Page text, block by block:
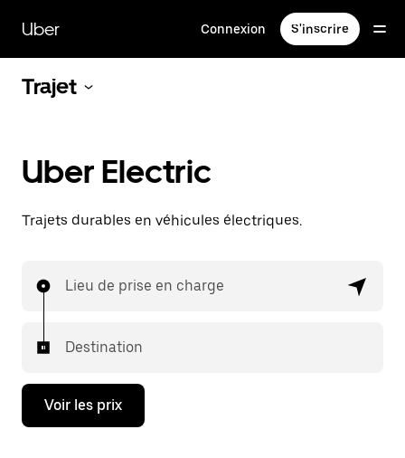
contenu
principal
Uber Connexion S'inscrire
Trajet
Uber Electric
Trajets durables en véhicules électriques.
Lieu de prise en charge
Destination
Voir les prix